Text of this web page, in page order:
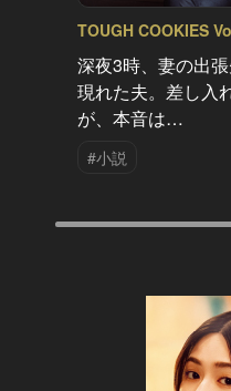
TOUGH COOKIES
深夜3時、妻の出
現れた夫。差し入
が、本音は…
#小説